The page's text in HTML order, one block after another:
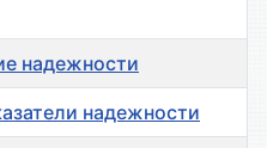
надежности
надежности